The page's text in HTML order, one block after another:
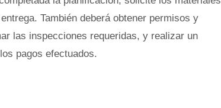
También deberá obtener permisos y
las inspecciones requeridas, y realizar un
pagos efectuados.